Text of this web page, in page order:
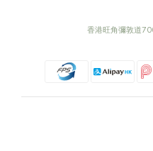
香港旺角彌敦道